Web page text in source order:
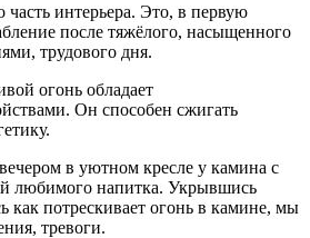
интерьера. Это, в первую
после тяжёлого, насыщенного
трудового дня.
огонь обладает
Он способен сжигать
в уютном кресле у камина с
любимого напитка. Укрывшись
как потрескивает огонь в камине, мы
тревоги.